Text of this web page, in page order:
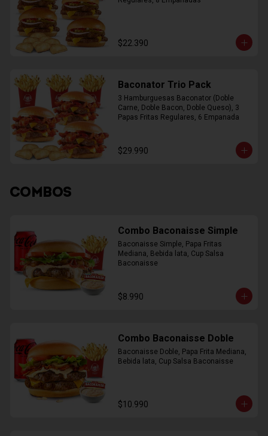
$22.390
Baconator Trio Pack
3 Hamburguesas Baconator (Doble
Carne, Doble Bacon, Doble Queso), 3
Papas Fritas Regulares, 6 Empanada
$29.990
COMBOS
Combo Baconaisse Simple
Baconaisse Simple, Papa Fritas
Mediana, Bebida lata, Cup Salsa
Baconaisse
$8.990
Combo Baconaisse Doble
Baconaisse Doble, Papa Frita Mediana,
Bebida lata, Cup Salsa Baconaisse
$10.990